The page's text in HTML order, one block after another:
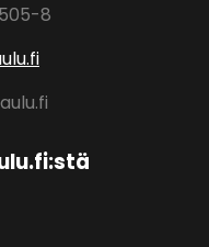
8